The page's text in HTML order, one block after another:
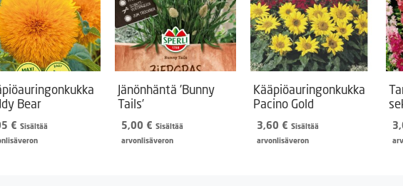
Bear
€ Sisältää
Jänönhäntä ’Bunny
Tails’
5,00 € Sisältää
arvonlisäveron
Kääpiöauringonkukka
Pacino Gold
3,60 € Sisältää
arvonlisäveron